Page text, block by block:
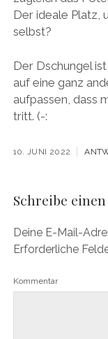
Der ideale Platz,
selbst?
Der Dschungel
auf eine ganz
aufpassen, dass
tritt. (-:
10. JUNI 2022
Schreibe
Deine E-Mail-
Erforderliche
Kommentar